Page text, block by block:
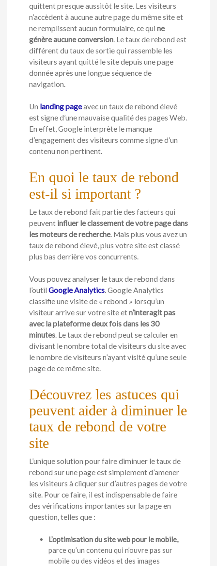
quittent presque aussitôt le site. Les visiteurs
n’accèdent à aucune autre page du même site et
ne remplissent aucun formulaire, ce qui ne
génère aucune conversion. Le taux de rebond est
différent du taux de sortie qui rassemble les
visiteurs ayant quitté le site depuis une page
donnée après une longue séquence de
navigation.
Un landing pageavec un taux de rebond élevé
est signe d’une mauvaise qualité des pages Web.
En effet, Google interprète le manque
d’engagement des visiteurs comme signe d’un
contenu non pertinent.
En quoi le taux de rebond
est-il si important ?
Le taux de rebond fait partie des facteurs qui
peuvent influer le classement de votre page dans
les moteurs de recherche. Mais plus vous avez un
taux de rebond élevé, plus votre site est classé
plus bas derrière vos concurrents.
Vous pouvez analyser le taux de rebond dans
l’outil Google Analytics. Google Analytics
classifie une visite de « rebond » lorsqu’un
visiteur arrive sur votre site etn’interagit pas
avec la plateforme deux fois dans les 30
minutes. Le taux de rebond peut se calculer en
divisant le nombre total de visiteurs du site avec
le nombre de visiteurs n’ayant visité qu’une seule
page de ce même site.
Découvrez les astuces qui
peuvent aider à diminuer le
taux de rebond de votre
site
L’unique solution pour faire diminuer le taux de
rebond sur une page est simplement d’amener
les visiteurs à cliquer sur d’autres pages de votre
site. Pour ce faire, il est indispensable de faire
des vérifications importantes sur la page en
question, telles que :
L’optimisation du site webpour le mobile,
parce qu’un contenu qui n’ouvre pas sur
mobile ou des vidéos et des images